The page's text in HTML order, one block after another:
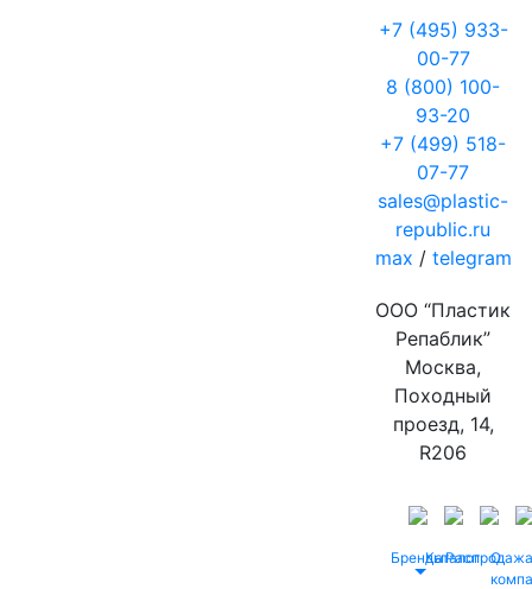
+7 (495) 933-
00-77
8 (800) 100-
93-20
+7 (499) 518-
07-77
sales@plastic-
republic.ru
max / telegram
ООО “Пластик
Репаблик”
Москва,
Походный
проезд, 14,
R206
БрендыКаталог
Распродажа
О